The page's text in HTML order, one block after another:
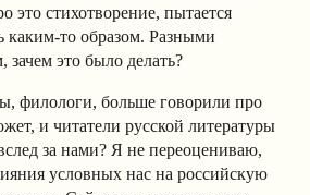
это стихотворение, пытается
каким-то образом. Разными
зачем это было делать?
филологи, больше говорили про
и читатели русской литературы
за нами? Я не переоцениваю,
условных нас на российскую